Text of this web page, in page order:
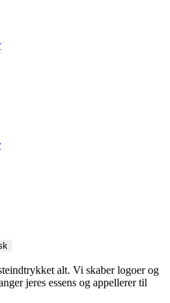
alt. Vi skaber logoer og
jeres essens og appellerer til